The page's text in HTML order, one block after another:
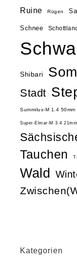
Ruine Rügen
Schnee
Shibari
Stadt
Summilux-M 1.4 50mm
Super-Elmar-M 3.4 21mm
Tauchen
Wald
Kategorien